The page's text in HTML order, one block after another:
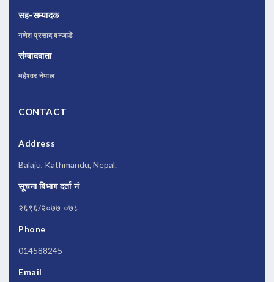
सह-सम्पादक
गणेश प्रसाद वन्जाडे
संम्वाददाता
महेश्वर नेपाल
CONTACT
Address
Balaju, Kathmandu, Nepal.
सूचना बिभाग दर्ता नं
२६९६/२०७७-०७८
Phone
014588245
Email